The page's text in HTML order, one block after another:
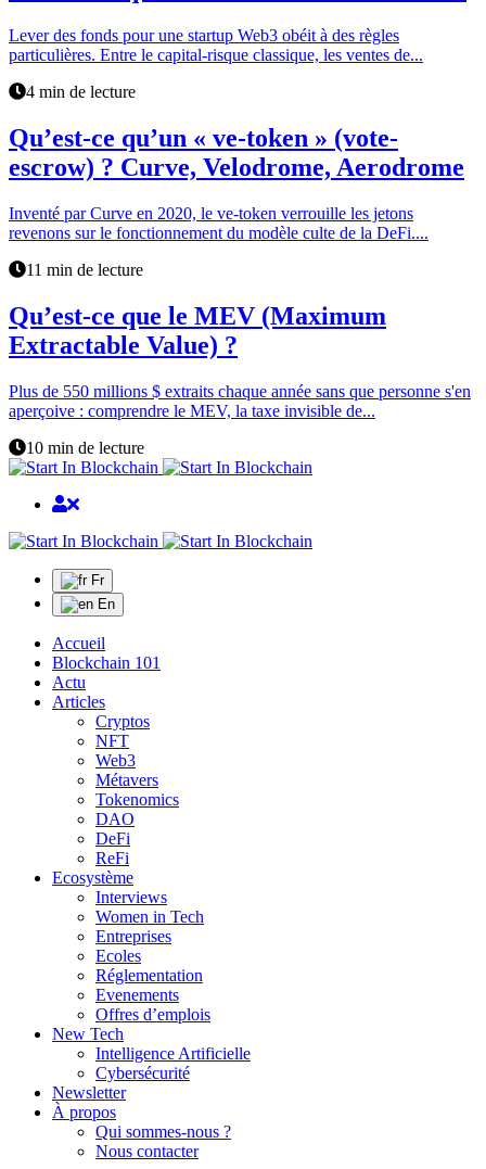
Lever des fonds pour une startup Web3 obéit à des règles
particulières. Entre le capital-risque classique, les ventes de...
4 min de lecture
Qu’est-ce qu’un « ve-token » (vote-
escrow) ? Curve, Velodrome, Aerodrome
Inventé par Curve en 2020, le ve-token verrouille les jetons
revenons sur le fonctionnement du modèle culte de la DeFi....
11 min de lecture
Qu’est-ce que le MEV (Maximum
Extractable Value) ?
Plus de 550 millions $ extraits chaque année sans que personne s'en
aperçoive : comprendre le MEV, la taxe invisible de...
10 min de lecture
Fr
En
Accueil
Blockchain 101
Actu
Articles
Cryptos
NFT
Web3
Métavers
Tokenomics
DAO
DeFi
ReFi
Ecosystème
Interviews
Women in Tech
Entreprises
Ecoles
Réglementation
Evenements
Offres d’emplois
New Tech
Intelligence Artificielle
Cybersécurité
Newsletter
À propos
Qui sommes-nous ?
Nous contacter